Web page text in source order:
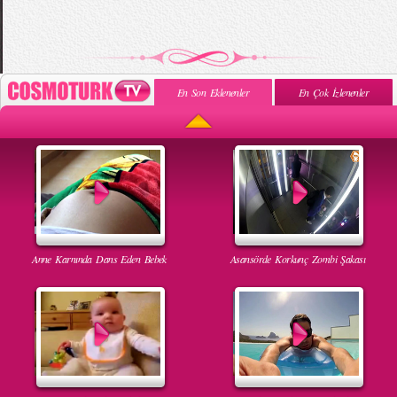
En Son Eklenenler En Çok İzlenenler
Anne Karnında Dans Eden Bebek Asansörde Korkunç Zombi Şakası